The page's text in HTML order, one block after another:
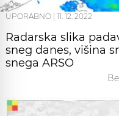
UPORABNO 11. 12. 2022
Radarska slika
sneg danes, višina
snega ARSO